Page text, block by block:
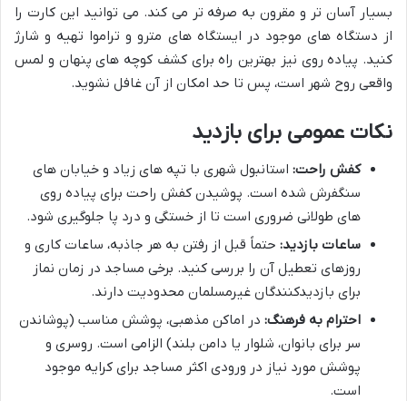
بسیار آسان تر و مقرون به صرفه تر می کند. می توانید این کارت را
از دستگاه های موجود در ایستگاه های مترو و تراموا تهیه و شارژ
کنید. پیاده روی نیز بهترین راه برای کشف کوچه های پنهان و لمس
واقعی روح شهر است، پس تا حد امکان از آن غافل نشوید.
نکات عمومی برای بازدید
کفش راحت: استانبول شهری با تپه های زیاد و خیابان های
سنگفرش شده است. پوشیدن کفش راحت برای پیاده روی
های طولانی ضروری است تا از خستگی و درد پا جلوگیری شود.
ساعات بازدید: حتماً قبل از رفتن به هر جاذبه، ساعات کاری و
روزهای تعطیل آن را بررسی کنید. برخی مساجد در زمان نماز
برای بازدیدکنندگان غیرمسلمان محدودیت دارند.
احترام به فرهنگ: در اماکن مذهبی، پوشش مناسب (پوشاندن
سر برای بانوان، شلوار یا دامن بلند) الزامی است. روسری و
پوشش مورد نیاز در ورودی اکثر مساجد برای کرایه موجود
است.